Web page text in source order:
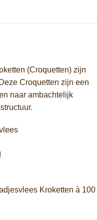
(Croquetten) zijn
Croquetten zijn een
naar ambachtelijk
Kroketten à 100